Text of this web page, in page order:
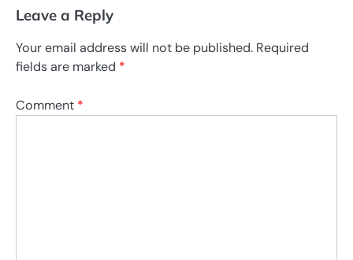
Leave a Reply
Your email address will not be published. Required
fields are marked *
Comment *